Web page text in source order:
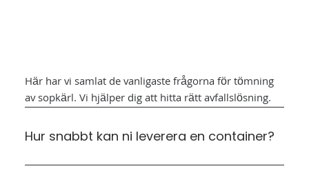
Här har vi samlat de vanligaste frågorna för tömning
av sopkärl. Vi hjälper dig att hitta rätt avfallslösning.
Hur snabbt kan ni leverera en container?